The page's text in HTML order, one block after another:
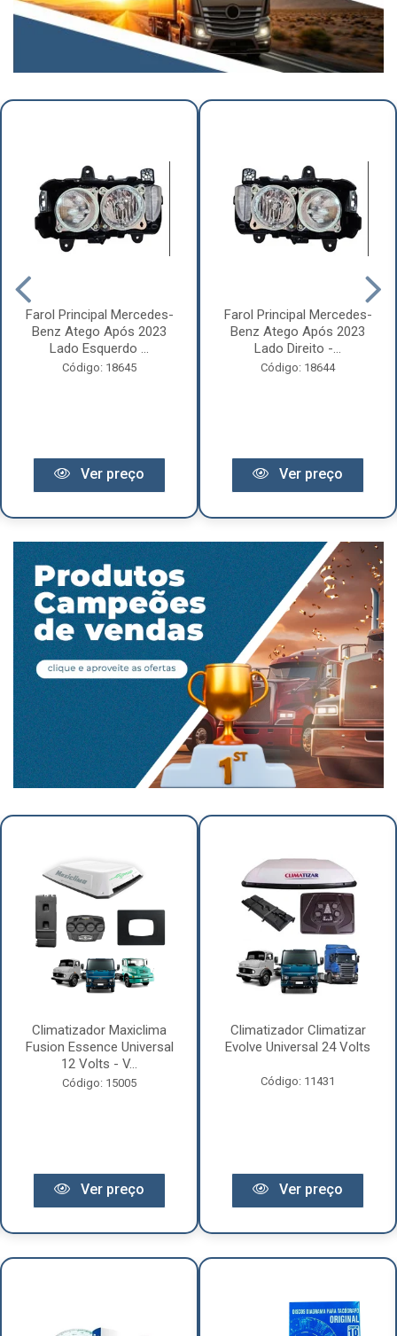
Farol Principal Mercedes-
Benz Atego Após 2023
Lado Esquerdo ...
Código: 18645
Ver preço
Farol Principal Mercedes-
Benz Atego Após 2023
Lado Direito -...
Código: 18644
Ver preço
Climatizador Maxiclima
Fusion Essence Universal
12 Volts - V...
Código: 15005
Ver preço
Climatizador Climatizar
Evolve Universal 24 Volts
Código: 11431
Ver preço